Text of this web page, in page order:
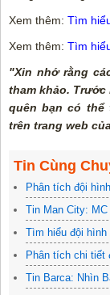
Xem thêm: Tìm
Xem thêm: Tìm
"Xin nhớ rằng
tham khảo.
quên bạn có thể
trên trang web
Tin Cùng
Phân tích đội
Tin Man City:
Tìm hiểu đội hình
Phân tích chi tiết
Tin Barca: Nhìn